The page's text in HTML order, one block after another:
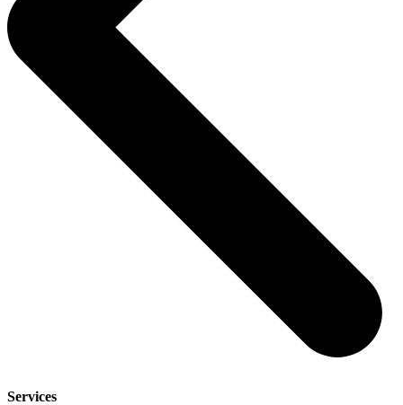
Services